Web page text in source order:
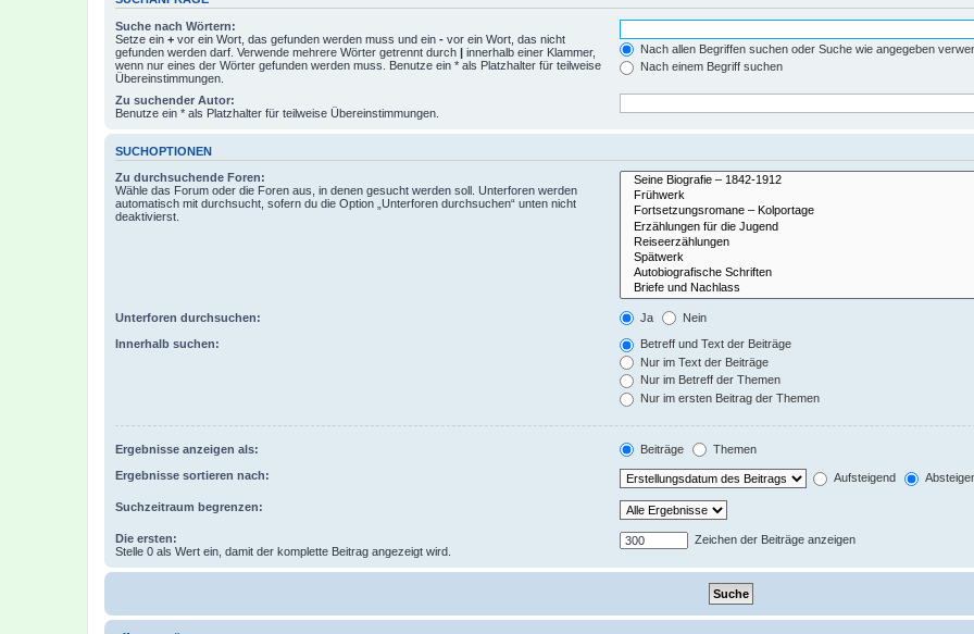
Suche nach Wörtern:
Setze ein + vor ein Wort, das gefunden werden muss und ein - vor ein Wort, das nicht
gefunden werden darf. Verwende mehrere Wörter getrennt durch | innerhalb einer Klammer,
wenn nur eines der Wörter gefunden werden muss. Benutze ein * als Platzhalter für teilweise
Übereinstimmungen.
Nach allen Begriffen suchen oder Suche wie angegeben
Nach einem Begriff suchen
Zu suchender Autor:
Benutze ein * als Platzhalter für teilweise Übereinstimmungen.
SUCHOPTIONEN
Zu durchsuchende Foren:
Wähle das Forum oder die Foren aus, in denen gesucht werden soll. Unterforen werden
automatisch mit durchsucht, sofern du die Option „Unterforen durchsuchen“ unten nicht
deaktivierst.
Unterforen durchsuchen: Ja Nein
Innerhalb suchen:
Betreff und Text der Beiträge
Nur im Text der Beiträge
Nur im Betreff der Themen
Nur im ersten Beitrag der Themen
Ergebnisse anzeigen als: Beiträge Themen
Ergebnisse sortieren nach: Aufsteigend
Suchzeitraum begrenzen:
Die ersten:
Stelle 0 als Wert ein, damit der komplette Beitrag angezeigt wird.
Zeichen der Beiträge anzeigen